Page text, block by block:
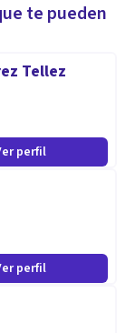
en el
Dual.
te pueden
Tellez
perfil
perfil